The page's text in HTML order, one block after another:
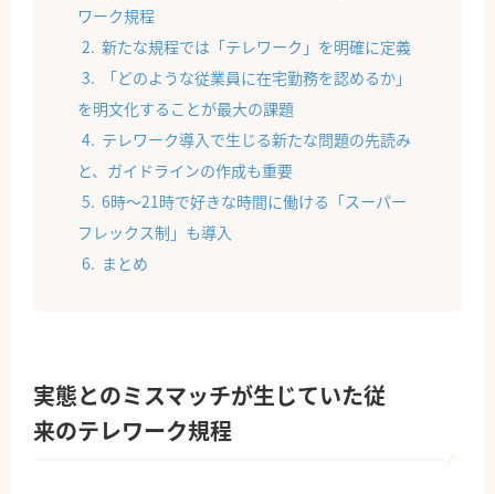
ワーク規程
新たな規程では「テレワーク」を明確に定義
「どのような従業員に在宅勤務を認めるか」
を明文化することが最大の課題
テレワーク導入で生じる新たな問題の先読み
と、ガイドラインの作成も重要
6時〜21時で好きな時間に働ける「スーパー
フレックス制」も導入
まとめ
実態とのミスマッチが生じていた従
来のテレワーク規程